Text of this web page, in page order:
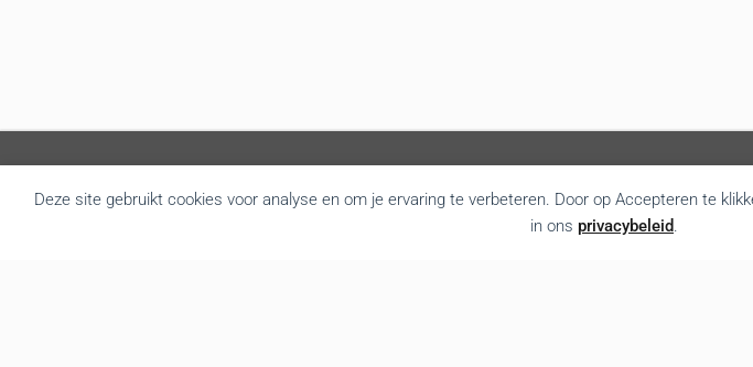
Deze site gebruikt cookies voor analyse en om je ervaring te verbeteren. Door op Accepteren te
in ons privacybeleid.